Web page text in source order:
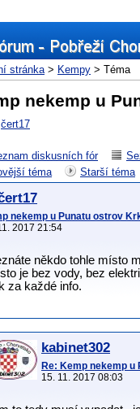
stránka> Kempy > Téma
nekemp u
čert17
diskusních fór
téma
Starší téma
nekemp u Punatu ostrov
2017 21:54
někdo tohle místo
je bez vody, bez
za každé info.
kabinet302
Re: Kemp nekemp
15. 11. 2017 08:03